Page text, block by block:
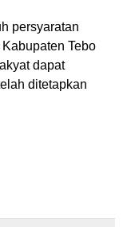
persyaratan
Tebo
dapat
ditetapkan